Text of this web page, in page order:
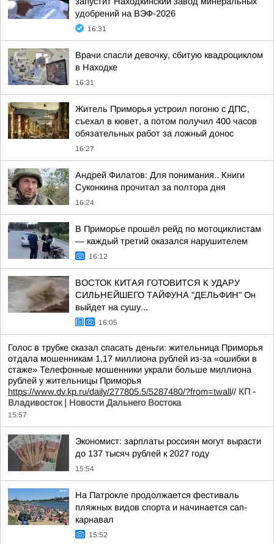
удобрений на ВЭФ-2026
16:31
Врачи спасли девочку, сбитую квадроциклом
в Находке
16:31
Житель Приморья устроил погоню с ДПС,
съехал в кювет, а потом получил 400 часов
обязательных работ за ложный донос
16:27
Андрей Филатов: Для понимания.. Книги
Суконкина прочитал за полтора дня
16:24
В Приморье прошёл рейд по мотоциклистам
— каждый третий оказался нарушителем
16:12
ВОСТОК КИТАЯ ГОТОВИТСЯ К УДАРУ
СИЛЬНЕЙШЕГО ТАЙФУНА "ДЕЛЬФИН" Он
выйдет на сушу...
16:05
Голос в трубке сказал спасать деньги: жительница Приморья
отдала мошенникам 1,17 миллиона рублей из-за «ошибки в
стаже» Телефонные мошенники украли больше миллиона
рублей у жительницы Приморья
https://www.dv.kp.ru/daily/277805.5/5287480/?from=twall// КП -
Владивосток | Новости Дальнего Востока
15:57
Экономист: зарплаты россиян могут вырасти
до 137 тысяч рублей к 2027 году
15:54
На Патрокле продолжается фестиваль
пляжных видов спорта и начинается сап-
карнавал
15:52